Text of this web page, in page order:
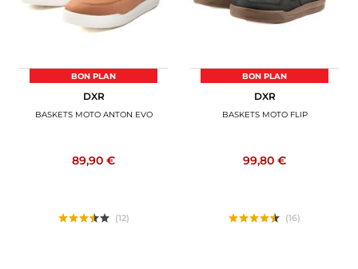
SPORTSWEAR
BONS PLANS ET PROMO
CONSEILS
BON PLAN
DXR
BASKETS MOTO ANTON EVO
89,90 €
(12)
BON PLAN
DXR
BASKETS MOTO FLIP
99,80 €
(16)